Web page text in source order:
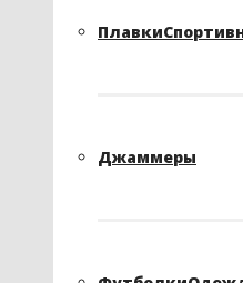
Плавки
Джаммеры